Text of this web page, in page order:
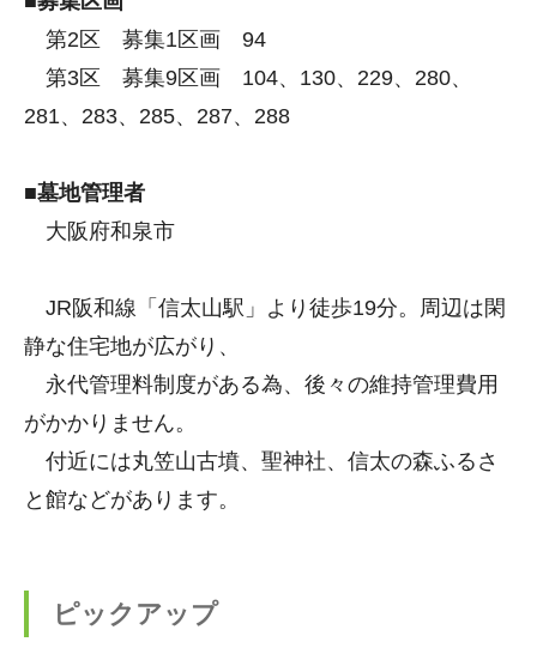
第2区 募集1区画 94
第3区 募集9区画 104、130、229、280、
281、283、285、287、288
■墓地管理者
大阪府和泉市
JR阪和線「信太山駅」より徒歩19分。周辺は閑
静な住宅地が広がり、
永代管理料制度がある為、後々の維持管理費用
がかかりません。
付近には丸笠山古墳、聖神社、信太の森ふるさ
と館などがあります。
ピックアップ